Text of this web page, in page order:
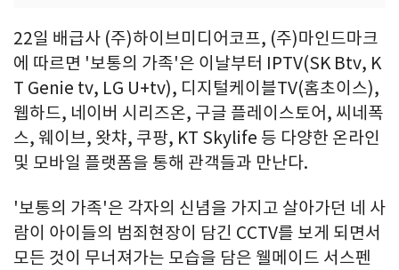
22일 배급사 (주)하이브미디어코프, (주)마인드마크
에 따르면 '보통의 가족'은 이날부터 IPTV(SK Btv, K
T Genie tv, LG U+tv), 디지털케이블TV(홈초이스),
웹하드, 네이버 시리즈온, 구글 플레이스토어, 씨네폭
스, 웨이브, 왓챠, 쿠팡, KT Skylife 등 다양한 온라인
및 모바일 플랫폼을 통해 관객들과 만난다.
'보통의 가족'은 각자의 신념을 가지고 살아가던 네 사
람이 아이들의 범죄현장이 담긴 CCTV를 보게 되면서
모든 것이 무너져가는 모습을 담은 웰메이드 서스펜